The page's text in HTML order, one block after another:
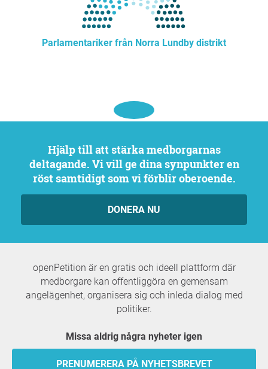
Parlamentariker från Norra Lundby distrikt
Hjälp till att stärka medborgarnas
deltagande. Vi vill ge dina synpunkter en
röst samtidigt som vi förblir oberoende.
DONERA NU
openPetition är en gratis och ideell plattform där
medborgare kan offentliggöra en gemensam
angelägenhet, organisera sig och inleda dialog med
politiker.
Missa aldrig några nyheter igen
PRENUMERERA PÅ NYHETSBREVET